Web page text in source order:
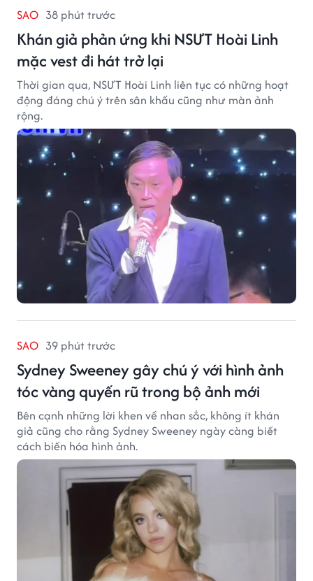
SAO 38 phút trước
Khán giả phản ứng khi NSƯT Hoài Linh
mặc vest đi hát trở lại
Thời gian qua, NSƯT Hoài Linh liên tục có những hoạt
động đáng chú ý trên sân khấu cũng như màn ảnh
rộng.
SAO 39 phút trước
Sydney Sweeney gây chú ý với hình ảnh
tóc vàng quyến rũ trong bộ ảnh mới
Bên cạnh những lời khen về nhan sắc, không ít khán
giả cũng cho rằng Sydney Sweeney ngày càng biết
cách biến hóa hình ảnh.